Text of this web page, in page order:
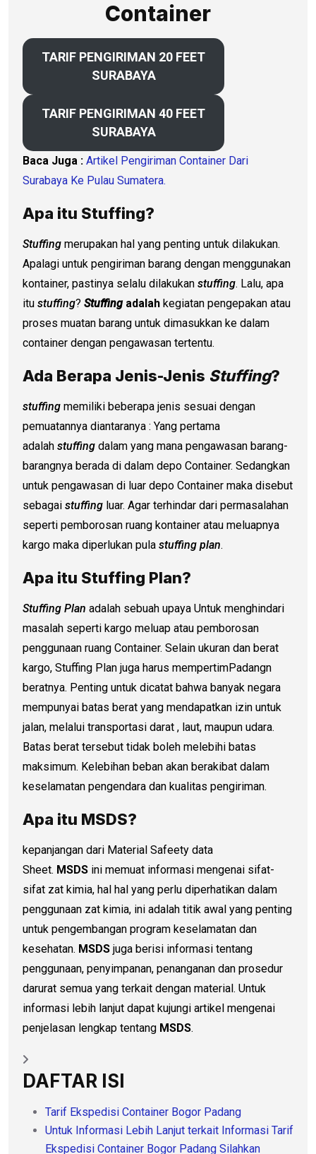
Container
TARIF PENGIRIMAN 20 FEET
SURABAYA
TARIF PENGIRIMAN 40 FEET
SURABAYA
Baca Juga : Artikel Pengiriman Container Dari
Surabaya Ke Pulau Sumatera.
Apa itu Stuffing?
Stuffing merupakan hal yang penting untuk dilakukan.
Apalagi untuk pengiriman barang dengan menggunakan
kontainer, pastinya selalu dilakukan stuffing. Lalu, apa
itu stuffing? Stuffingadalah kegiatan pengepakan atau
proses muatan barang untuk dimasukkan ke dalam
container dengan pengawasan tertentu.
Ada Berapa Jenis-Jenis Stuffing?
stuffing memiliki beberapa jenis sesuai dengan
pemuatannya diantaranya : Yang pertama
adalah stuffing dalam yang mana pengawasan barang-
barangnya berada di dalam depo Container. Sedangkan
untuk pengawasan di luar depo Container maka disebut
sebagai stuffing luar. Agar terhindar dari permasalahan
seperti pemborosan ruang kontainer atau meluapnya
kargo maka diperlukan pula stuffing plan.
Apa itu Stuffing Plan?
Stuffing Plan adalah sebuah upaya Untuk menghindari
masalah seperti kargo meluap atau pemborosan
penggunaan ruang Container. Selain ukuran dan berat
kargo, Stuffing Plan juga harus mempertimPadangn
beratnya. Penting untuk dicatat bahwa banyak negara
mempunyai batas berat yang mendapatkan izin untuk
jalan, melalui transportasi darat , laut, maupun udara.
Batas berat tersebut tidak boleh melebihi batas
maksimum. Kelebihan beban akan berakibat dalam
keselamatan pengendara dan kualitas pengiriman.
Apa itu MSDS?
kepanjangan dari Material Safeety data
Sheet. MSDS ini memuat informasi mengenai sifat-
sifat zat kimia, hal hal yang perlu diperhatikan dalam
penggunaan zat kimia, ini adalah titik awal yang penting
untuk pengembangan program keselamatan dan
kesehatan. MSDS juga berisi informasi tentang
penggunaan, penyimpanan, penanganan dan prosedur
darurat semua yang terkait dengan material. Untuk
informasi lebih lanjut dapat kujungi artikel mengenai
penjelasan lengkap tentang MSDS.
DAFTAR ISI
Tarif Ekspedisi Container Bogor Padang
Untuk Informasi Lebih Lanjut terkait Informasi Tarif
Ekspedisi Container Bogor Padang Silahkan